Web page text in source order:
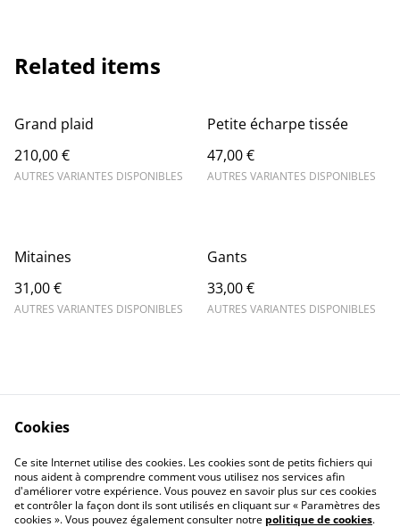
Related items
Grand plaid
210,00 €
AUTRES VARIANTES DISPONIBLES
Petite écharpe tissée
47,00 €
AUTRES VARIANTES DISPONIBLES
Mitaines
31,00 €
AUTRES VARIANTES DISPONIBLES
Gants
33,00 €
AUTRES VARIANTES DISPONIBLES
Contact Us
Legal Terms
Privacy Policy
Cookie Policy
Cookies
Ce site Internet utilise des cookies. Les cookies sont de petits fichiers qui
nous aident à comprendre comment vous utilisez nos services afin
d'améliorer votre expérience. Vous pouvez en savoir plus sur ces cookies
et contrôler la façon dont ils sont utilisés en cliquant sur « Paramètres des
cookies ». Vous pouvez également consulter notre politique de cookies.